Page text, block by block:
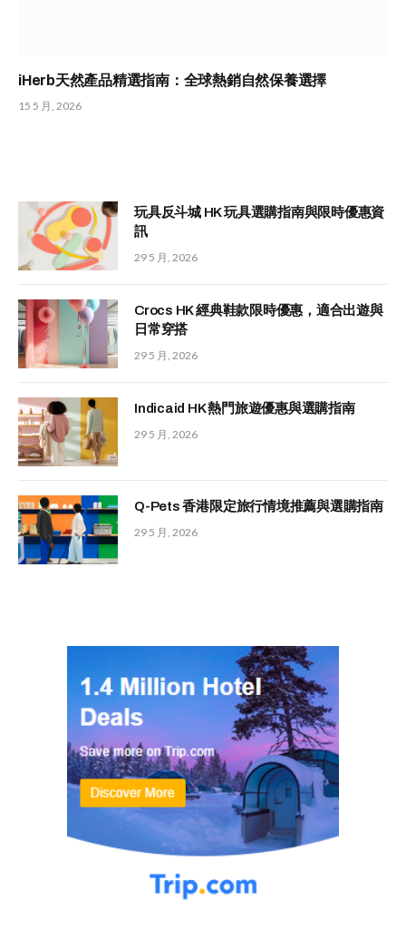
iHerb天然產品精選指南：全球熱銷自然保養選擇
15 5 月, 2026
玩具反斗城 HK 玩具選購指南與限時優惠資
訊
29 5 月, 2026
Crocs HK 經典鞋款限時優惠，適合出遊與
日常穿搭
29 5 月, 2026
Indicaid HK 熱門旅遊優惠與選購指南
29 5 月, 2026
Q-Pets 香港限定旅行情境推薦與選購指南
29 5 月, 2026